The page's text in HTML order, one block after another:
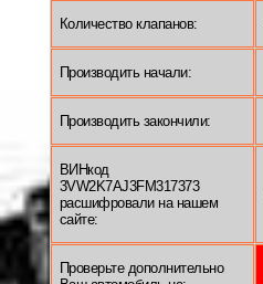
Количество клапанов:
Производить начали:
Производить закончили:
ВИНкод
3VW2K7AJ3FM317373
расшифровали на нашем
сайте:
Проверьте дополнительно